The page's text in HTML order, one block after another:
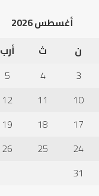
أغسطس 2026
ن ث أرب
3
4
5
10
11
12
17
18
19
24
25
26
31